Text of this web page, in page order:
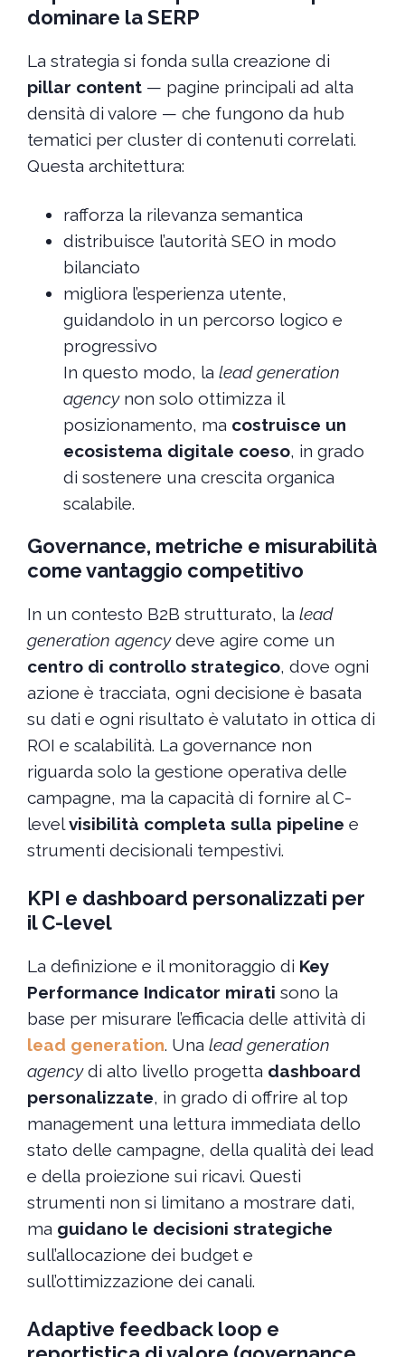
dominare la SERP
La strategia si fonda sulla creazione di
pillar content— pagine principali ad alta
densità di valore — che fungono da hub
tematici per cluster di contenuti correlati.
Questa architettura:
rafforza la rilevanza semantica
distribuisce l’autorità SEO in modo
bilanciato
migliora l’esperienza utente,
guidandolo in un percorso logico e
progressivo
In questo modo, la lead generation
agencynon solo ottimizza il
posizionamento, ma costruisce un
ecosistema digitale coeso, in grado
di sostenere una crescita organica
scalabile.
Governance, metriche e misurabilità
come vantaggio competitivo
In un contesto B2B strutturato, la lead
generation agencydeve agire come un
centro di controllo strategico, dove ogni
azione è tracciata, ogni decisione è basata
su dati e ogni risultato è valutato in ottica di
ROI e scalabilità. La governance non
riguarda solo la gestione operativa delle
campagne, ma la capacità di fornire al C-
levelvisibilità completa sulla pipeline e
strumenti decisionali tempestivi.
KPI e dashboard personalizzati per
il C-level
La definizione e il monitoraggio di Key
Performance Indicator mirati sono la
base per misurare l’efficacia delle attività di
lead generation. Una lead generation
agencydi alto livello progetta dashboard
personalizzate, in grado di offrire al top
management una lettura immediata dello
stato delle campagne, della qualità dei lead
e della proiezione sui ricavi. Questi
strumenti non si limitano a mostrare dati,
ma guidano le decisioni strategiche
sull’allocazione dei budget e
sull’ottimizzazione dei canali.
Adaptive feedback loop e